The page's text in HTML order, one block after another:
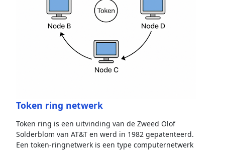
Token ring netwerk
Token ring is een uitvinding van de Zweed Olof
Solderblom van AT&T en werd in 1982 gepatenteerd.
Een token-ringnetwerk is een type computernetwerk